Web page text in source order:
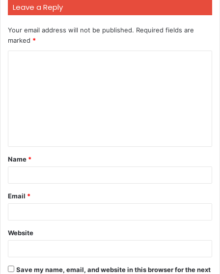
Leave a Reply
Your email address will not be published. Required fields are
marked *
t
*
Name *
Email *
Website
Save my name, email, and website in this browser for the next